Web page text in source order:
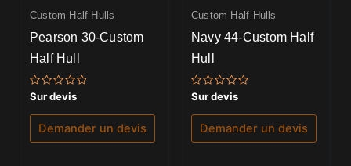
Custom Half Hulls
Pearson 30-Custom
Half Hull
Note
0
sur
Sur devis
Demander un devis
Custom Half Hulls
Navy 44-Custom Half
Hull
Note
0
sur
Sur devis
Demander un devis